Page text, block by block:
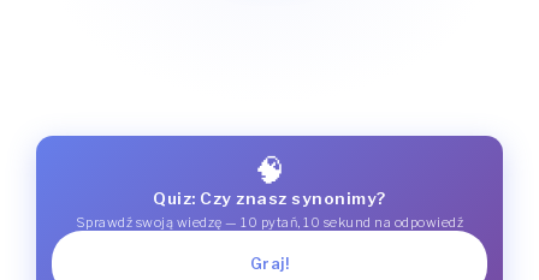
🧠
Quiz: Czy znasz synonimy?
Sprawdź swoją wiedzę — 10 pytań, 10 sekund na odpowiedź
Graj!